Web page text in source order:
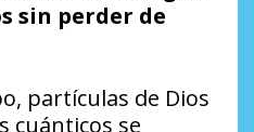
sin perder de
partículas de Dios
cuánticos se